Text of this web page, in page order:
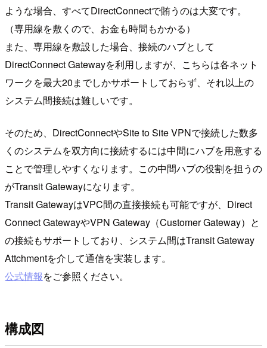
ような場合、すべてDirectConnectで賄うのは大変です。
（専用線を敷くので、お金も時間もかかる）
また、専用線を敷設した場合、接続のハブとして
DirectConnect Gatewayを利用しますが、こちらは各ネット
ワークを最大20までしかサポートしておらず、それ以上の
システム間接続は難しいです。
そのため、DirectConnectやSite to Site VPNで接続した数多
くのシステムを双方向に接続するには中間にハブを用意する
ことで管理しやすくなります。この中間ハブの役割を担うの
がTransit Gatewayになります。
Transit GatewayはVPC間の直接接続も可能ですが、Direct
Connect GatewayやVPN Gateway（Customer Gateway）と
の接続もサポートしており、システム間はTransit Gateway
Attchmentを介して通信を実装します。
公式情報をご参照ください。
構成図